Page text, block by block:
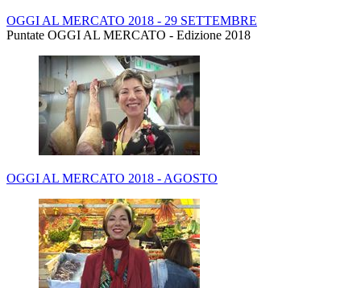
OGGI AL MERCATO 2018 - 29 SETTEMBRE
Puntate OGGI AL MERCATO - Edizione 2018
OGGI AL MERCATO 2018 - AGOSTO